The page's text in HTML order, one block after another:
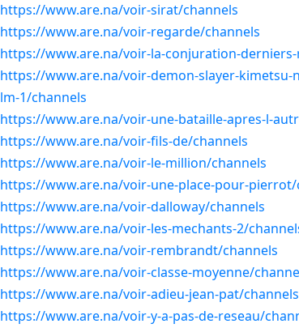
https://www.are.na/voir-sirat/channels
https://www.are.na/voir-regarde/channels
https://www.are.na/voir-la-conjuration-
https://www.are.na/voir-demon-slayer-kimetsu-
lm-1/channels
https://www.are.na/voir-une-bataille-apres-l-
https://www.are.na/voir-fils-de/channels
https://www.are.na/voir-le-million/channels
https://www.are.na/voir-une-place-pour-pierrot/
https://www.are.na/voir-dalloway/channels
https://www.are.na/voir-les-mechants-2/
https://www.are.na/voir-rembrandt/channels
https://www.are.na/voir-classe-moyenne/
https://www.are.na/voir-adieu-jean-pat/channels
https://www.are.na/voir-y-a-pas-de-reseau/